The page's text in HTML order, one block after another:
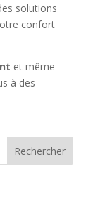
solutions
confort
et même
à des